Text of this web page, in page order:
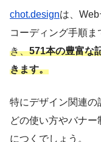
chot.designは、
コーディング手順ま
き、571本の豊富な
きます。
特にデザイン関連の
どの使い方やバナ
につくでしょう。